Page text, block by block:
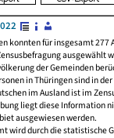
konnten für insgesamt
ausgewählt
der Gemeinden
in Thüringen sind in
im Ausland ist im
liegt diese Information
ausgewiesen werden.
wird durch die statistische